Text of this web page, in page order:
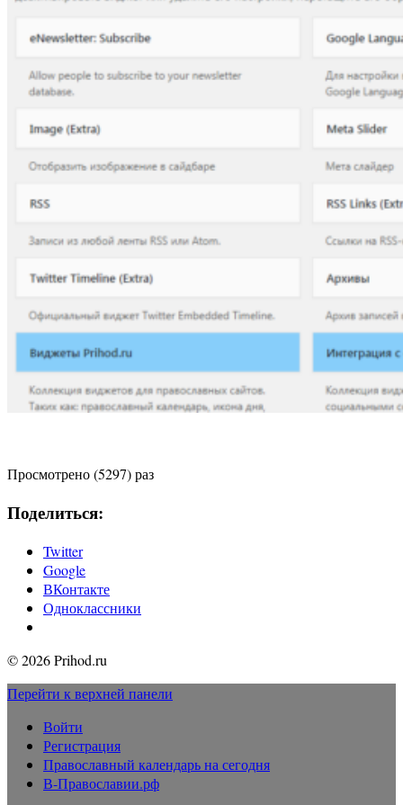
Просмотрено (5297) раз
Поделиться:
Twitter
Google
ВКонтакте
Одноклассники
© 2026 Prihod.ru
Перейти к верхней панели
Войти
Регистрация
Православный календарь на сегодня
В-Православии.рф